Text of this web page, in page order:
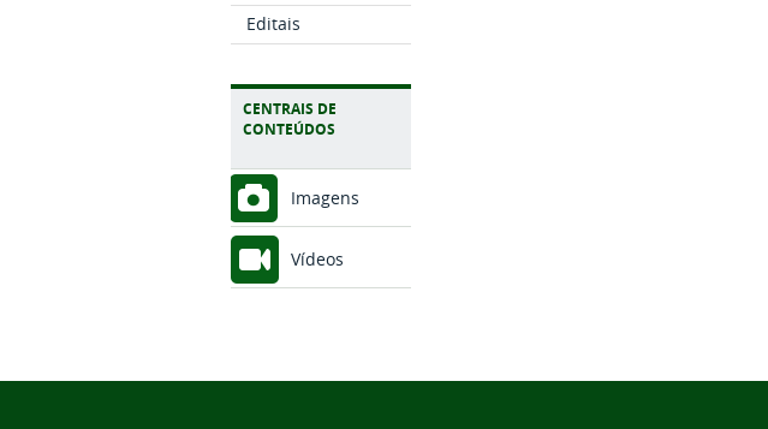
Editais
CENTRAIS DE
CONTEÚDOS
Imagens
Vídeos